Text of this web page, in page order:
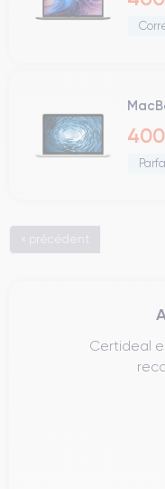
« précédent
Certideal